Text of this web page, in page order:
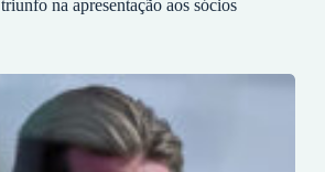
na apresentação aos sócios